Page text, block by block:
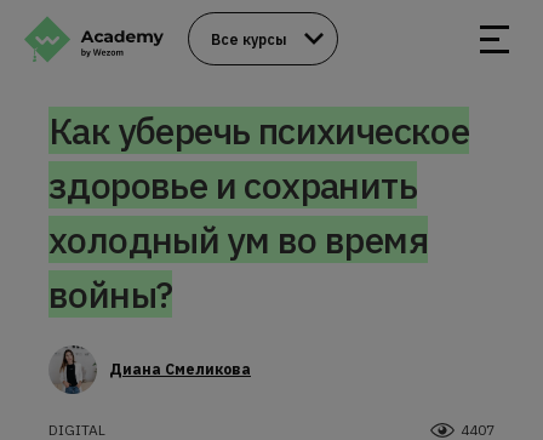
Все курсы
Как уберечь психическое
здоровье и сохранить
холодный ум во время
войны?
Диана Смеликова
DIGITAL 4407